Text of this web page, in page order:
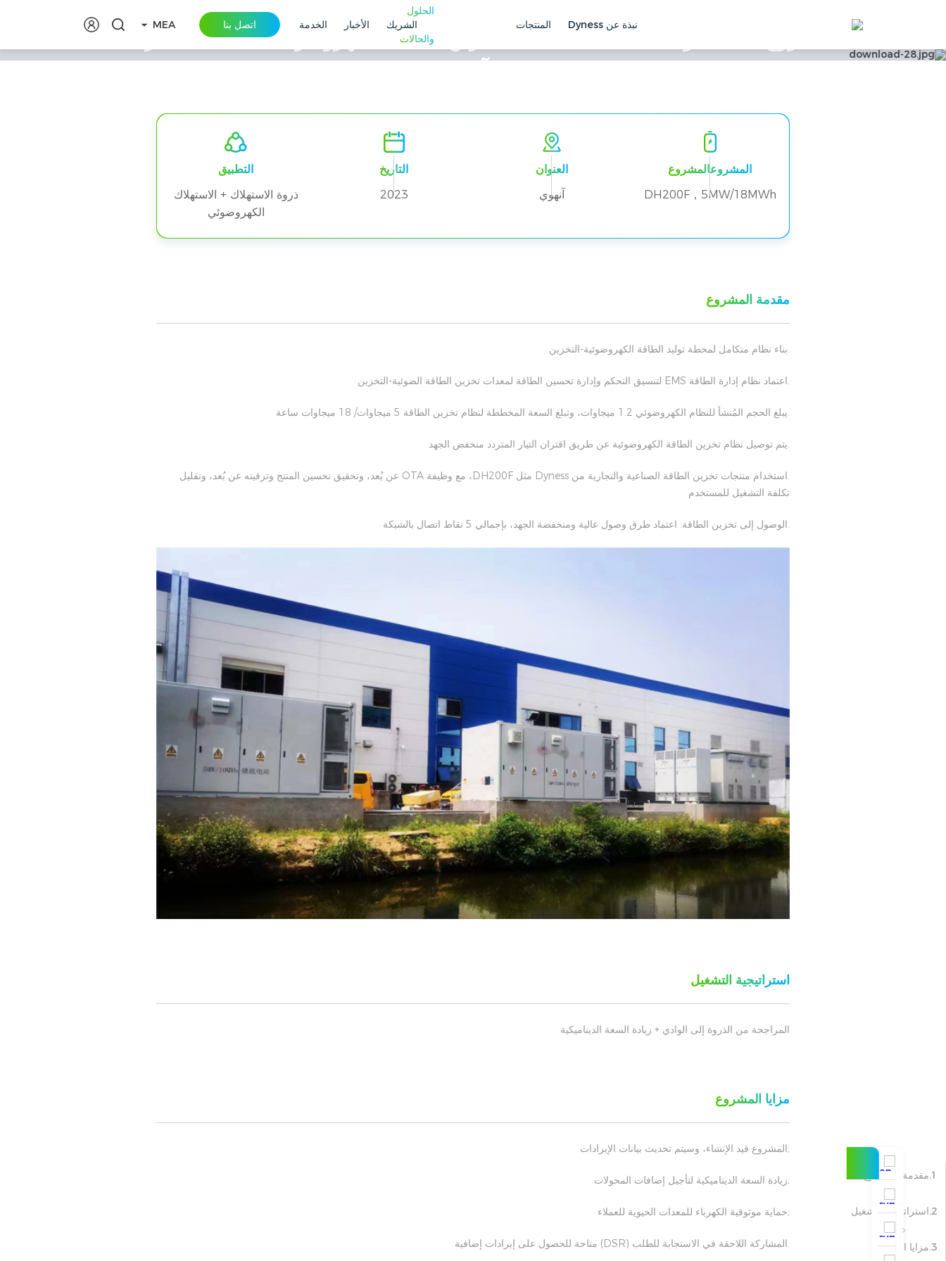
نبذة عن Dyness المنتجات
الحلول
والحالات
الشريك الأخبار الخدمة اتصل بنا MEA
مشروع محطة توليد الطاقة المتكاملة لتخزين الطاقة الكهروضوئية المتكاملة بقدرة 5
المشروعالمشروع
DH200F，5MW/18MWh
العنوان
آنهوي
التاريخ
2023
التطبيق
ذروة الاستهلاك + الاستهلاك
الكهروضوئي
مقدمة المشروع
.بناء نظام متكامل لمحطة توليد الطاقة الكهروضوئية-التخزين
.اعتماد نظام إدارة الطاقة EMS لتنسيق التحكم وإدارة تحسين الطاقة لمعدات تخزين الطاقة الضوئية-التخزين
.يبلغ الحجم المُنشأ للنظام الكهروضوئي 1.2 ميجاوات، وتبلغ السعة المخططة لنظام تخزين الطاقة 5 ميجاوات/ 18 ميجاوات ساعة
.يتم توصيل نظام تخزين الطاقة الكهروضوئية عن طريق اقتران التيار المتردد منخفض الجهد
.استخدام منتجات تخزين الطاقة الصناعية والتجارية من Dyness مثل DH200F، مع وظيفة OTA عن بُعد، وتحقيق تحسين المنتج وترقيته عن بُعد، وتقليل
تكلفة التشغيل للمستخدم
.الوصول إلى تخزين الطاقة: اعتماد طرق وصول عالية ومنخفضة الجهد، بإجمالي 5 نقاط اتصال بالشبكة
استراتيجية التشغيل
المراجحة من الذروة إلى الوادي + زيادة السعة الديناميكية
مزايا المشروع
;المشروع قيد الإنشاء، وسيتم تحديث بيانات الإيرادات
;زيادة السعة الديناميكية لتأجيل إضافات المحولات
;حماية موثوقية الكهرباء للمعدات الحيوية للعملاء
.المشاركة اللاحقة في الاستجابة للطلب (DSR) متاحة للحصول على إيرادات إضافية
1.مقدمة المشروع
2.استراتيجية التشغيل
3.مزايا المشروع